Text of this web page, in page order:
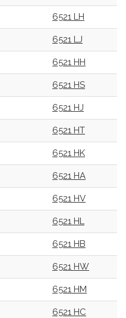
6521 LH
6521 LJ
6521 HH
6521 HS
6521 HJ
6521 HT
6521 HK
6521 HA
6521 HV
6521 HL
6521 HB
6521 HW
6521 HM
6521 HC